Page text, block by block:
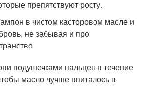
препятствуют росту.
в чистом касторовом масле и
не забывая и про
подушечками пальцев в течение
масло лучше впиталось в